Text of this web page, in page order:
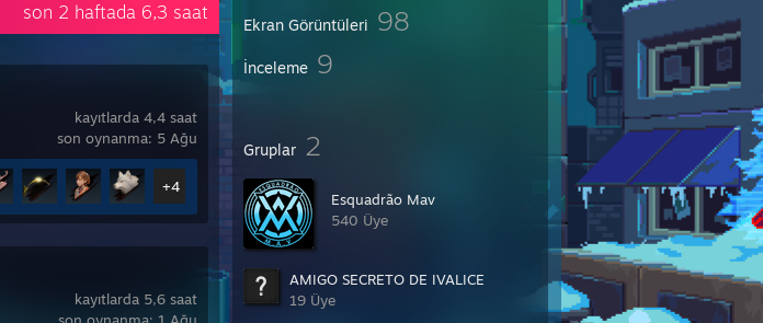
Ekran Görüntüleri 98
İnceleme 9
Gruplar 2
Esquadrão Mav
540 Üye
AMIGO SECRETO DE IVALICE
19 Üye
son 2 haftada 6,3 saat
kayıtlarda 4,4 saat
son oynanma: 5 Ağu
+4
kayıtlarda 5,6 saat